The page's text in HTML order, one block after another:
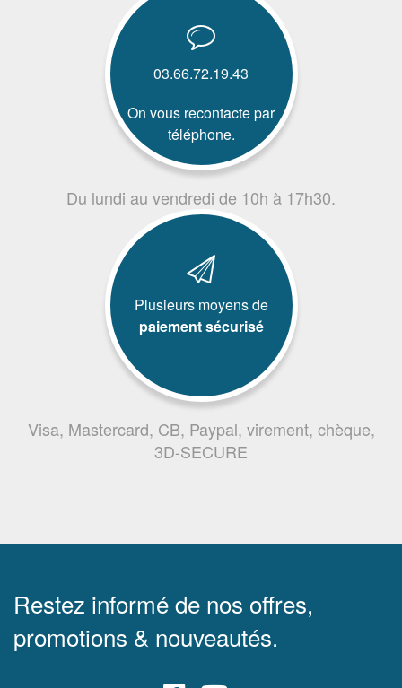
03.66.72.19.43
On vous recontacte par
téléphone.
Du lundi au vendredi de 10h à 17h30.
Plusieurs moyens de
paiement sécurisé
Visa, Mastercard, CB, Paypal, virement, chèque,
3D-SECURE
Restez informé de nos offres,
promotions & nouveautés.